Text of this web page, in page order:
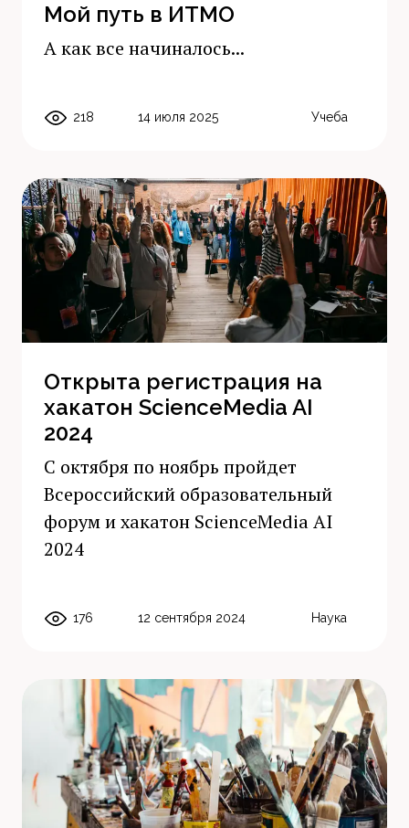
Мой путь в ИТМО
А как все начиналось...
218 14 июля 2025 Учеба
Открыта регистрация на
хакатон ScienceMedia AI
2024
С октября по ноябрь пройдет
Всероссийский образовательный
форум и хакатон ScienceMedia AI
2024
176 12 сентября 2024 Наука